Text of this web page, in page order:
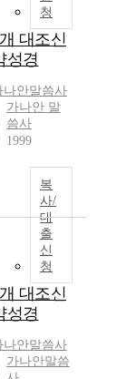
청
대조신
성경
나안말씀사
가나안 말
씀사
1999
복
사/
대
출
신
청
대조신
성경
나안말씀사
가나안말씀